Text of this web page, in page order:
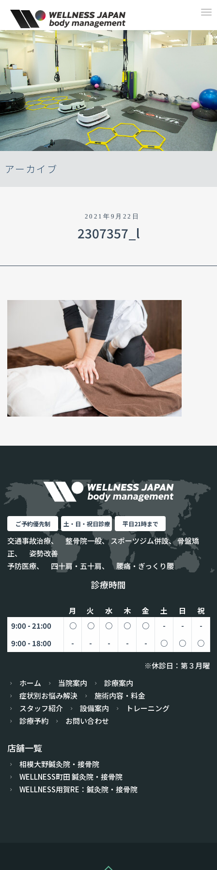
アーカイブ
2021年9月22日
2307357_l
ご予約優先制 土・日・祝日診療 平日21時まで
交通事故治療、 整骨院一般、 スポーツジム併設、 骨盤矯
正、 姿勢改善
予防医療、 四十肩・五十肩、 腰痛・ぎっくり腰
診療時間
月 火 水 木 金 土 日
祝
9:00 - 21:00
○ ○ ○ ○ ○ - -
-
9:00 - 18:00
- - - - - ○ ○ ○
※休診日：第３月曜
ホーム
当院案内
診療案内
症状別お悩み解決
施術内容・料金
スタッフ紹介
設備案内
トレーニング
診療予約
お問い合わせ
店舗一覧
相模大野鍼灸院・接骨院
WELLNESS町田 鍼灸院・接骨院
WELLNESS用賀RE：鍼灸院・接骨院